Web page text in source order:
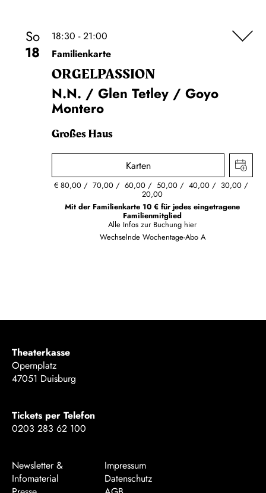
So
18
18:30 - 21:00
Familienkarte
ORGEL­PASSION
N.N. / Glen Tetley / Goyo
Montero
Großes Haus
Karten
€80,00 70,00 60,00 50,00 40,00 30,00
20,00
Mit der Familienkarte 10 € für jedes eingetragene
Familienmitglied
Alle Infos zur Buchung hier
Wechselnde Wochentage-Abo A
Theaterkasse
Opernplatz
47051 Duisburg
Tickets per Telefon
0203 283 62 100
Newsletter &
Infomaterial
Impressum
Datenschutz